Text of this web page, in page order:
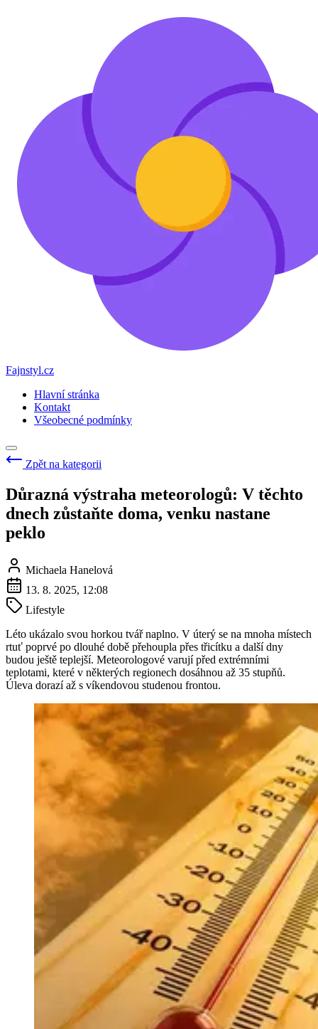
Fajnstyl.cz
Hlavní stránka
Kontakt
Všeobecné podmínky
Zpět na kategorii
Důrazná výstraha meteorologů: V těchto
dnech zůstaňte doma, venku nastane
peklo
Michaela Hanelová
13. 8. 2025, 12:08
Lifestyle
Léto ukázalo svou horkou tvář naplno. V úterý se na mnoha místech
rtuť poprvé po dlouhé době přehoupla přes třicítku a další dny
budou ještě teplejší. Meteorologové varují před extrémními
teplotami, které v některých regionech dosáhnou až 35 stupňů.
Úleva dorazí až s víkendovou studenou frontou.